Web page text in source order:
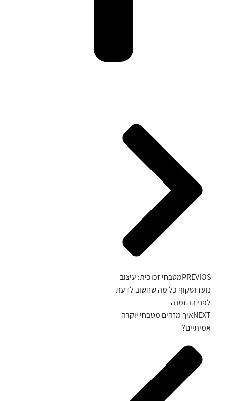
PREVIOSמטבחי זכוכית: עיצוב
נועז ושקוף כל מה שחשוב לדעת
לפני ההזמנה
NEXTאיך מזהים מטבחי יוקרה
אמיתיים?